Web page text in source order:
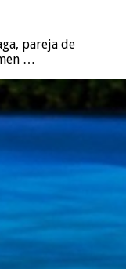
pareja de
…